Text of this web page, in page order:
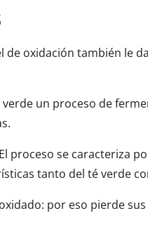
de oxidación también le
verde un proceso de
proceso se caracteriza
tanto del té verde
por eso pierde